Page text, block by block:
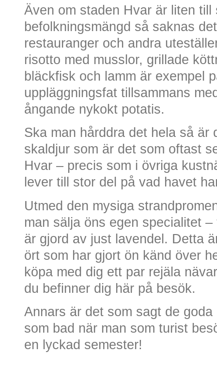
Även om staden Hvar är liten till
befolkningsmängd så saknas
restauranger och andra
risotto med musslor, grillade
bläckfisk och lamm är exempel
uppläggningsfat tillsammans
ångande nykokt potatis.
Ska man hårddra det hela så
skaldjur som är det som oftast
Hvar – precis som i övriga
lever till stor del på vad havet
Utmed den mysiga
man sälja öns egen specialitet
är gjord av just lavendel. Detta
ört som har gjort ön känd över
köpa med dig ett par rejäla
du befinner dig här på besök.
Annars är det som sagt de
som bad när man som turist
en lyckad semester!